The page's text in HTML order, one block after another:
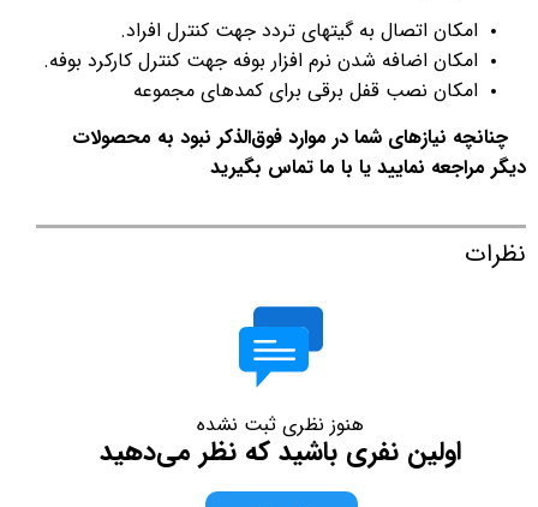
امکان اتصال به گیتهای تردد جهت کنترل افراد.
امکان اضافه شدن نرم افزار بوفه جهت کنترل کارکرد بوفه.
امکان نصب قفل برقی برای کمدهای مجموعه
چنانچه نیازهای شما در موارد فوق‌الذکر نبود به محصولات
دیگر مراجعه نمایید یا با ما تماس بگیرید
نظرات
هنوز نظری ثبت نشده
اولین نفری باشید که نظر می‌دهید